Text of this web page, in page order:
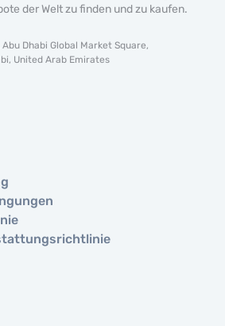
der Welt zu finden und zu kaufen.
Dhabi Global Market Square,
United Arab Emirates